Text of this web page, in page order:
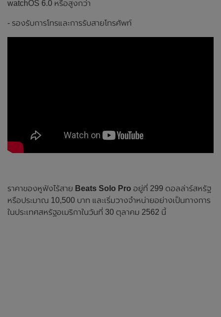
watchOS 6.0 หรือสูงกว่า
- รองรับการโทรและการรับสายโทรศัพท์
ราคาของหูฟังไร้สาย Beats Solo Pro อยู่ที่ 299 ดอลล่าร์สหรัฐ
หรือประมาณ 10,500 บาท และเริ่มวางจำหน่ายอย่างเป็นทางการ
ในประเทศสหรัฐอเมริกาในวันที่ 30 ตุลาคม 2562 นี้